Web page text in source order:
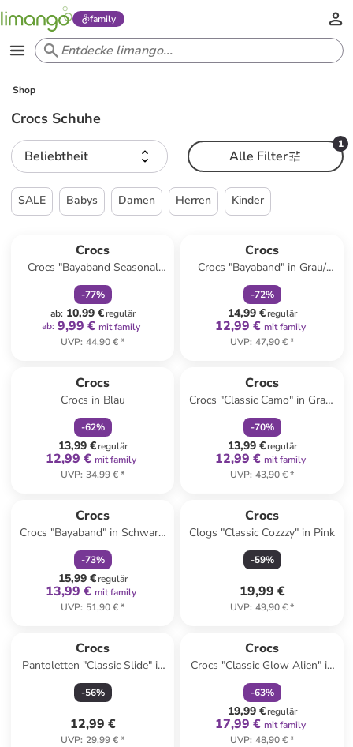
family
Shop
Crocs Schuhe
Beliebtheit
1
Alle Filter
SALE Babys Damen Herren Kinder
Crocs
Crocs "Bayaband Seasonal
Printed" in Grau/ Schwarz/ Rot
-77%
ab: 10,99 €regulär
ab: 9,99 € mit family
UVP: 44,90 €*
Crocs
Crocs "Bayaband" in Grau/
Limette
-72%
14,99 €regulär
12,99 € mit family
UVP: 47,90 €*
Crocs
Crocs in Blau
-62%
13,99 €regulär
12,99 € mit family
UVP: 34,99 €*
Crocs
Crocs "Classic Camo" in Grau/
Schwarz
-70%
13,99 €regulär
12,99 € mit family
UVP: 43,90 €*
Crocs
Crocs "Bayaband" in Schwarz/
Hellblau
-73%
15,99 €regulär
13,99 € mit family
UVP: 51,90 €*
Crocs
Clogs "Classic Cozzzy" in Pink
-59%
19,99 €
UVP: 49,90 €*
Crocs
Pantoletten "Classic Slide" in
Dunkelblau
-56%
12,99 €
UVP: 29,99 €*
Crocs
Crocs "Classic Glow Alien" in
Weiß/ Grün
-63%
19,99 €regulär
17,99 € mit family
UVP: 48,90 €*